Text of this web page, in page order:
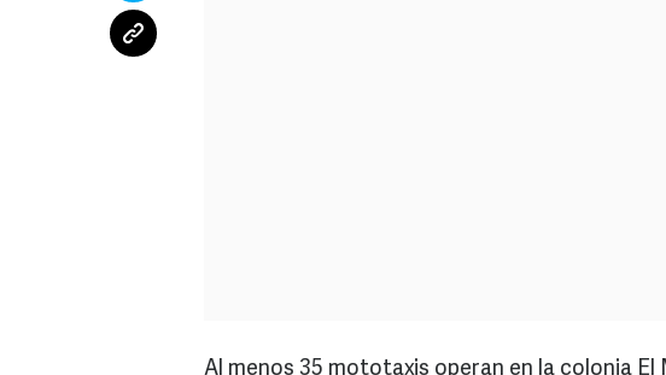
Al menos 35 mototaxis operan en la colonia El